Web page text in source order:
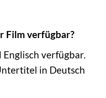
Film verfügbar?
verfügbar.
in Deutsch